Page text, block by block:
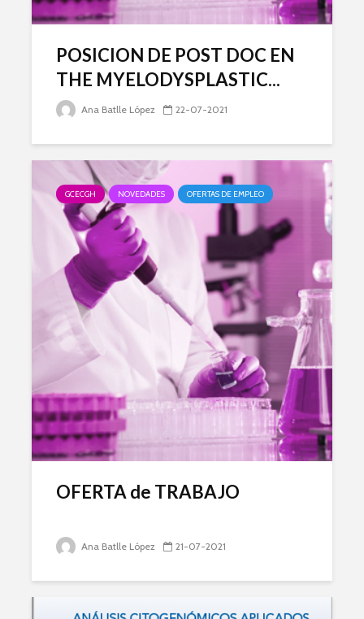
POSICION DE POST DOC EN
THE MYELODYSPLASTIC...
Ana Batlle López 22-07-2021
GCECGH NOVEDADES OFERTAS DE EMPLEO
OFERTA de TRABAJO
Ana Batlle López 21-07-2021